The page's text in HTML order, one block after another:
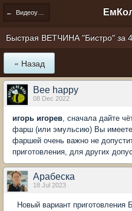
← Видеоуроки по изготовлению колбас дома
Быстрая ВЕТЧИНА "Бистро" за
« Назад
Bee happy
08 Dec 2022
игорь игорев, сначала дайте
фарш (или эмульсию) Вы
фаршей очень важно не
приготовления, для других
Арабеска
18 Jul 2023
Новый вариант приготовления